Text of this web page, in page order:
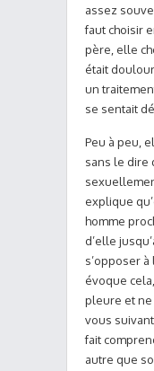
assez
faut choisir
père, elle
était
un
se sentait
Peu à peu,
sans le dire
explique
homme
d’elle
s’opposer à
évoque
pleure et
vous
fait
autre que